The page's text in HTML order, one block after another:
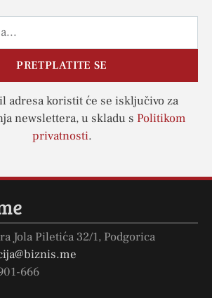
PRETPLATITE SE
adresa koristit će se isključivo za
newslettera, u skladu s Politikom
privatnosti.
Jola Piletića 32/1, Podgorica
666